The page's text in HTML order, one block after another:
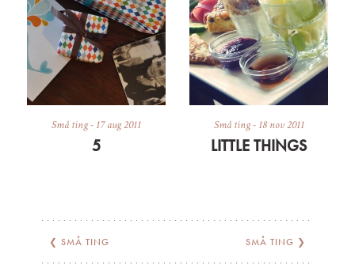
Små ting- 17 aug 2011
5
Små ting- 18 nov 2011
LITTLE THINGS
❮ SMÅ TING SMÅ TING ❯